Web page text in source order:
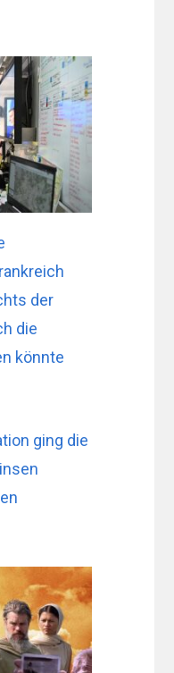
der
die
könnte
ging die